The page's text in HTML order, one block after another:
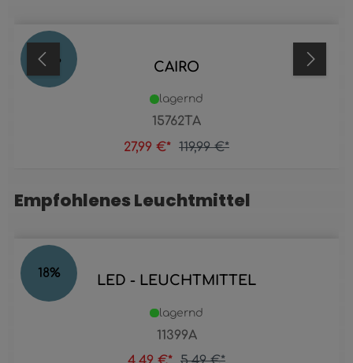
77 % CAIRO
15762TA
lagernd
27,99 €* 119,99 €*
Produktgalerie überspringen
Empfohlenes Leuchtmittel
18% LED - LEUCHTMITTEL
11399A
lagernd